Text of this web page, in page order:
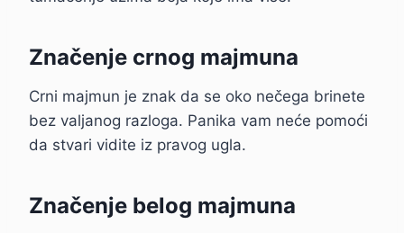
Značenje crnog majmuna
Crni majmun je znak da se oko nečega brinete
bez valjanog razloga. Panika vam neće pomoći
da stvari vidite iz pravog ugla.
Značenje belog majmuna